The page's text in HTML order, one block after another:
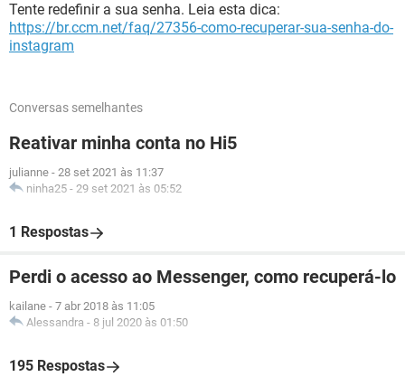
Tente redefinir a sua senha. Leia esta dica:
https://br.ccm.net/faq/27356-como-recuperar-sua-senha-do-
instagram
Conversas semelhantes
Reativar minha conta no Hi5
julianne - 28 set 2021 às 11:37
ninha25 - 29 set 2021 às 05:52
1 Respostas
Perdi o acesso ao Messenger, como recuperá-lo
kailane - 7 abr 2018 às 11:05
Alessandra - 8 jul 2020 às 01:50
195 Respostas